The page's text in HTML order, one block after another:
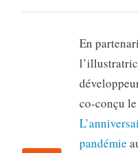
En
co-conçu
pandémie